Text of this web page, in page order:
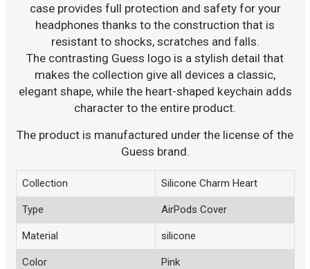
case provides full protection and safety for your
headphones thanks to the construction that is
resistant to shocks, scratches and falls.
The contrasting Guess logo is a stylish detail that
makes the collection give all devices a classic,
elegant shape, while the heart-shaped keychain adds
character to the entire product.
The product is manufactured under the license of the
Guess brand.
Collection Silicone Charm Heart
Type AirPods Cover
Material silicone
Color Pink